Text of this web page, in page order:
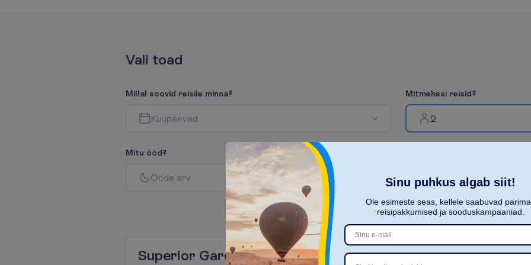
Vali toad
Millal soovid reisile minna?
Kuupäevad
Mitmekesi reisid?
2
Mitu ööd?
Ööde arv Ro
Eemal
Superior Garden View Superior Garden
Sinu puhkus algab siit!
Ole esimeste seas, kellele saabuvad
reisipakkumised ja sooduskampaaniad.